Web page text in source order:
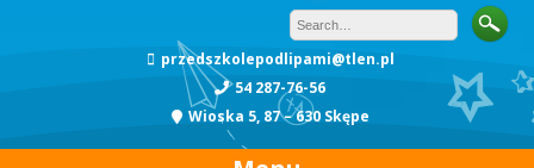
przedszkolepodlipami@tlen.pl
54 287-76-56
Wioska 5, 87 – 630 Skępe